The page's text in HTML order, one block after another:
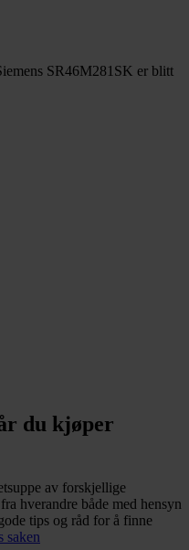
SR46M281SK er blitt
du kjøper
av forskjellige
hverandre både med hensyn
tips og råd for å finne
saken